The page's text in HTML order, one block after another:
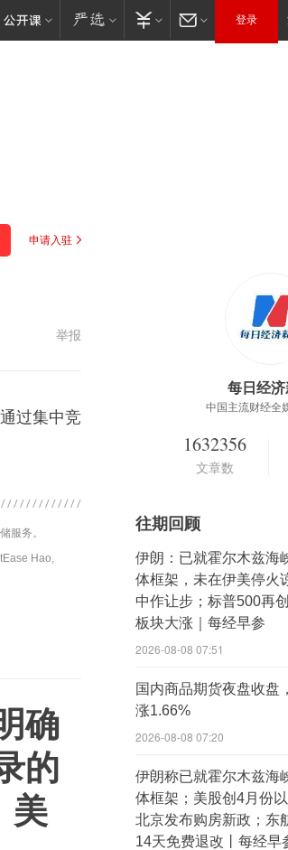
登录
申请入驻
举报
过集中竞
服务。
Hao,
确
的
美
每日经济
中国主流财经全
1632356
文章数
往期回顾
伊朗：已就霍尔木兹海
体框架，未在伊美停火
中作让步；标普500再
板块大涨｜每经早参
2026-08-08 07:51
国内商品期货夜盘收盘
涨1.66%
2026-08-08 07:20
伊朗称已就霍尔木兹海
体框架；美股创4月份
北京发布购房新政；东
14天免费退改丨每经早